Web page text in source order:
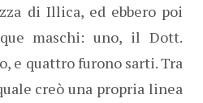
di Illica, ed ebbero poi
maschi: uno, il Dott.
e quattro furono sarti. Tra
creò una propria linea